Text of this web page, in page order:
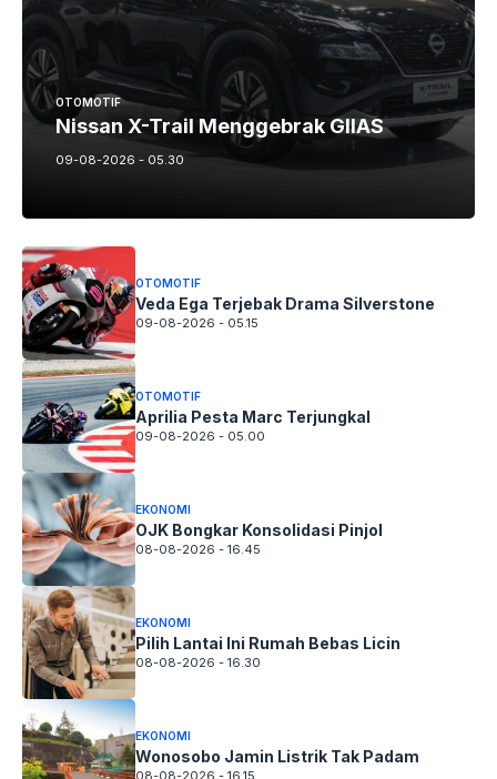
OTOMOTIF
Nissan X-Trail Menggebrak GIIAS
09-08-2026 - 05.30
OTOMOTIF
Veda Ega Terjebak Drama Silverstone
09-08-2026 - 05.15
OTOMOTIF
Aprilia Pesta Marc Terjungkal
09-08-2026 - 05.00
EKONOMI
OJK Bongkar Konsolidasi Pinjol
08-08-2026 - 16.45
EKONOMI
Pilih Lantai Ini Rumah Bebas Licin
08-08-2026 - 16.30
EKONOMI
Wonosobo Jamin Listrik Tak Padam
08-08-2026 - 16.15